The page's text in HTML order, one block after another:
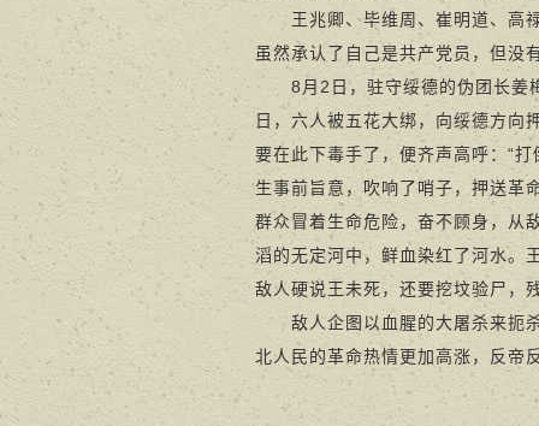
王兆卿、毕维周、崔明道、高禄
虽然承认了自己是共产党员，但没
8月2日，驻守绥德的伪团长姜梅
日，六人被五花大绑，向绥德方向
要在此下毒手了，便齐声高呼：“
生事前旨意，吹响了哨子，押送革
群众冒着生命危险，奋不顾身，从
滔的无定河中，鲜血染红了河水。
敌人硬说王未死，还要挖坟验尸，
敌人企图以血腥的大屠杀来扼杀
北人民的革命热情更加高涨，反帝